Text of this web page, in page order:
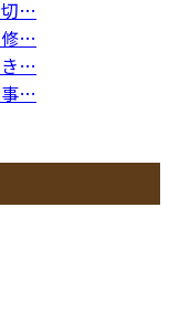
切…
修…
き…
事…